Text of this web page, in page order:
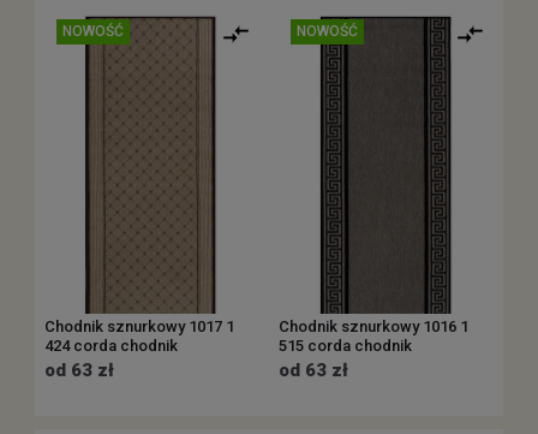
NOWOŚĆ
Chodnik sznurkowy 1017 1
424 corda chodnik
od 63 zł
NOWOŚĆ
Chodnik sznurkowy 1016 1
515 corda chodnik
od 63 zł